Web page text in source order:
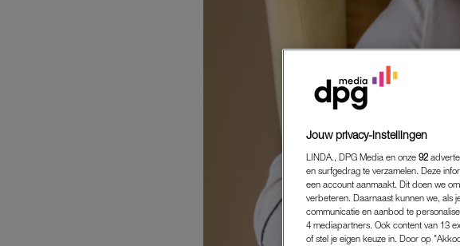
Jouw privacy-instellingen
LINDA., DPG Media en onze 92
en surfgedrag te verzamelen. Deze
een account aanmaakt. Dit doen we
verbeteren. Daarnaast kunnen we, als
communicatie en aanbod te
4 mediapartners. Ook content van 13
of stel je eigen keuze in. Door op